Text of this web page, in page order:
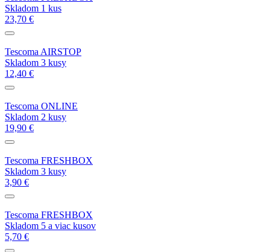
Skladom 1 kus
23,70 €
Tescoma AIRSTOP
Skladom 3 kusy
12,40 €
Tescoma ONLINE
Skladom 2 kusy
19,90 €
Tescoma FRESHBOX
Skladom 3 kusy
3,90 €
Tescoma FRESHBOX
Skladom 5 a viac kusov
5,70 €